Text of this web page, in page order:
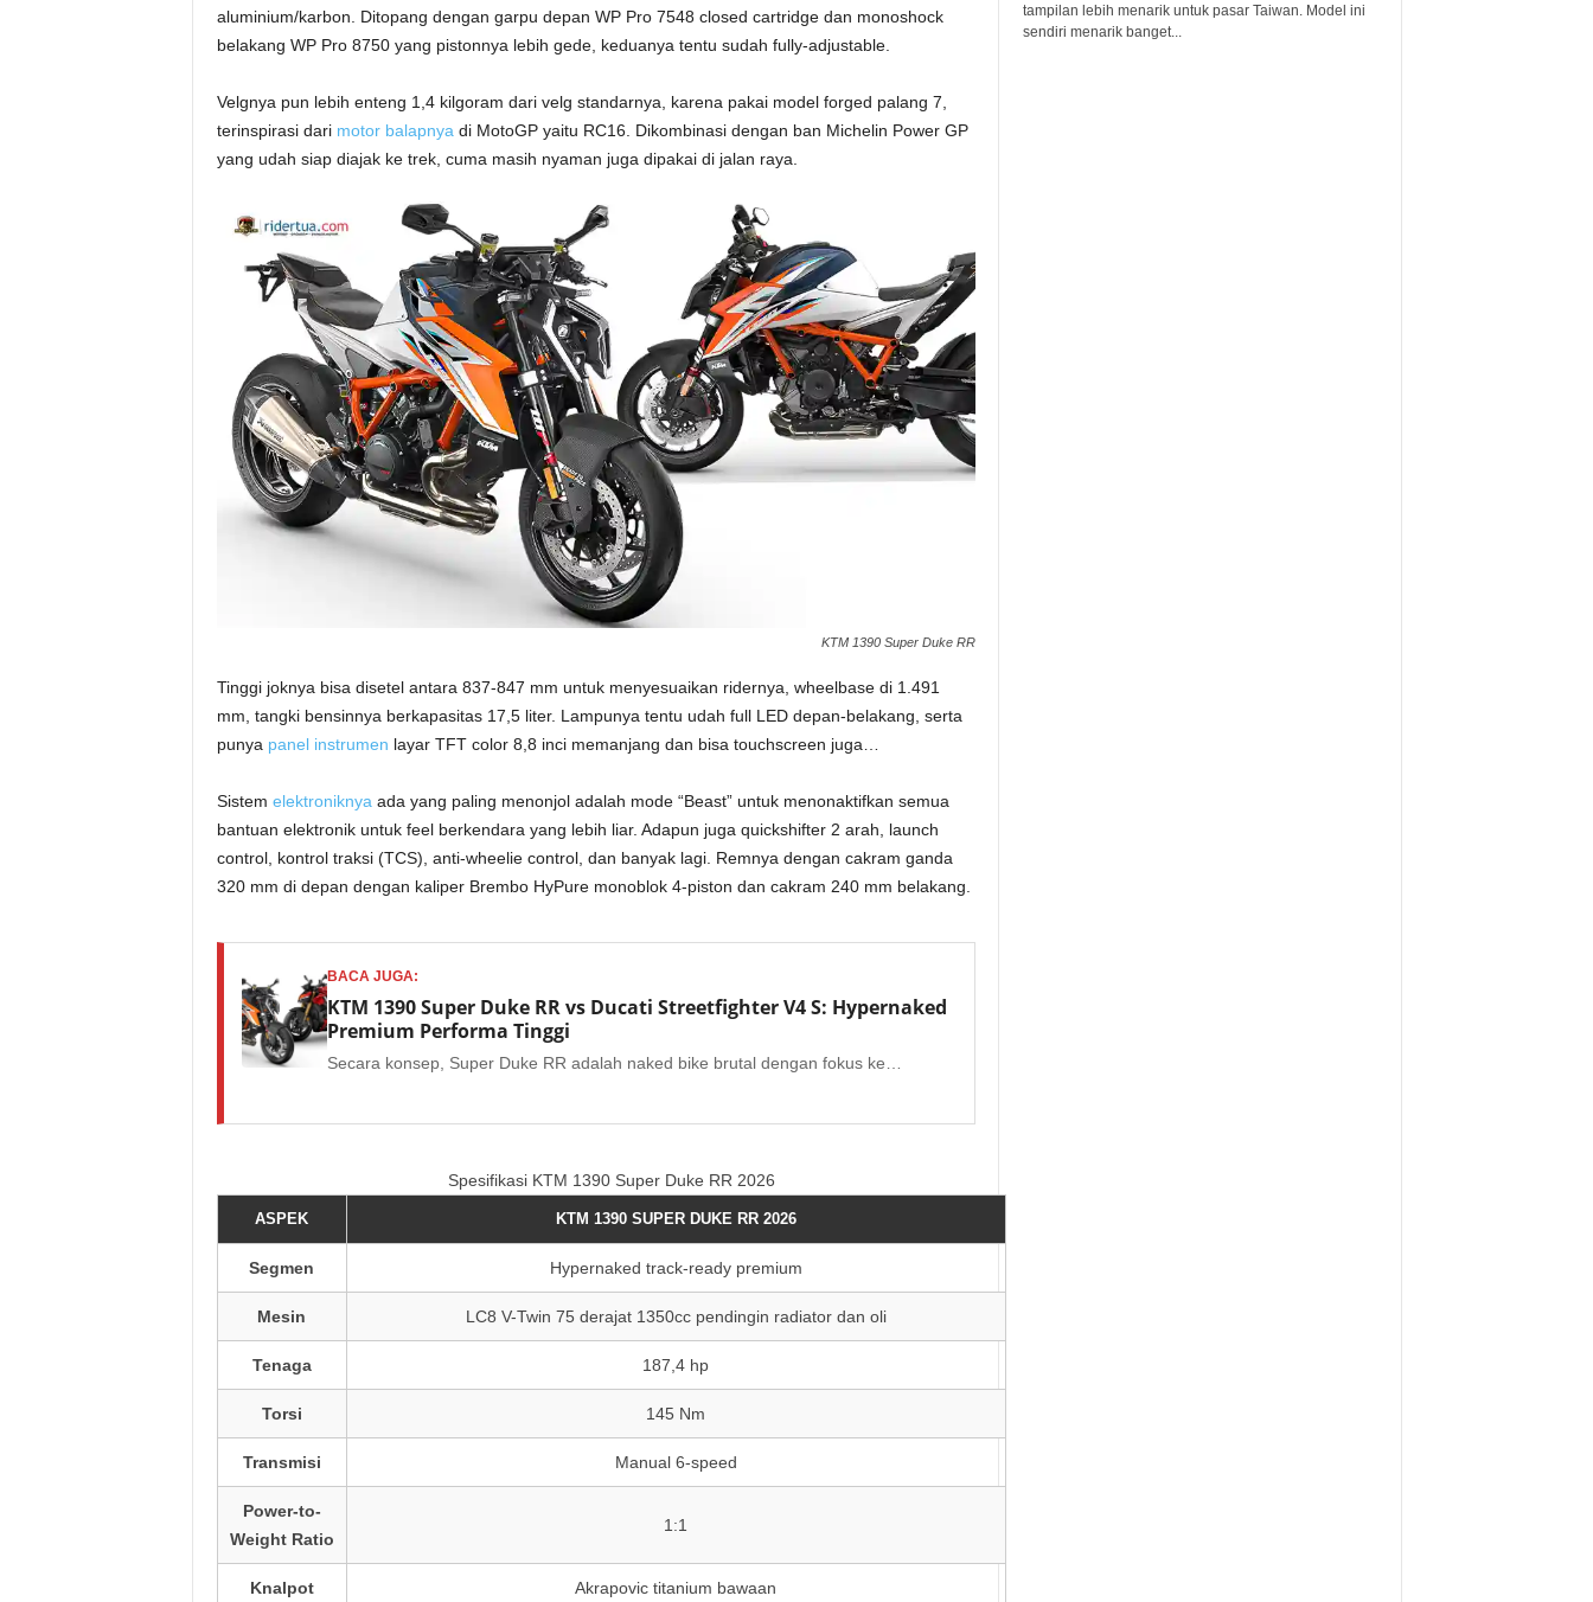
aluminium/karbon. Ditopang dengan garpu depan WP Pro 7548 closed cartridge dan monoshock
belakang WP Pro 8750 yang pistonnya lebih gede, keduanya tentu sudah fully-adjustable.
Velgnya pun lebih enteng 1,4 kilgoram dari velg standarnya, karena pakai model forged palang 7,
terinspirasi dari motor balapnya di MotoGP yaitu RC16. Dikombinasi dengan ban Michelin Power GP
yang udah siap diajak ke trek, cuma masih nyaman juga dipakai di jalan raya.
KTM 1390 Super Duke RR
Tinggi joknya bisa disetel antara 837-847 mm untuk menyesuaikan ridernya, wheelbase di 1.491
mm, tangki bensinnya berkapasitas 17,5 liter. Lampunya tentu udah full LED depan-belakang, serta
punya panel instrumen layar TFT color 8,8 inci memanjang dan bisa touchscreen juga…
Sistem elektroniknya ada yang paling menonjol adalah mode “Beast” untuk menonaktifkan semua
bantuan elektronik untuk feel berkendara yang lebih liar. Adapun juga quickshifter 2 arah, launch
control, kontrol traksi (TCS), anti-wheelie control, dan banyak lagi. Remnya dengan cakram ganda
320 mm di depan dengan kaliper Brembo HyPure monoblok 4-piston dan cakram 240 mm belakang.
BACA JUGA:
KTM 1390 Super Duke RR vs Ducati Streetfighter V4 S: Hypernaked
Premium Performa Tinggi
Secara konsep, Super Duke RR adalah naked bike brutal dengan fokus ke…
Spesifikasi KTM 1390 Super Duke RR 2026
ASPEK KTM 1390 SUPER DUKE RR 2026
Segmen Hypernaked track-ready premium
Mesin LC8 V-Twin 75 derajat 1350cc pendingin radiator dan oli
Tenaga 187,4 hp
Torsi 145 Nm
Transmisi Manual 6-speed
Power-to-
Weight Ratio
1:1
Knalpot Akrapovic titanium bawaan
tampilan lebih menarik untuk pasar Taiwan. Model ini
sendiri menarik banget...